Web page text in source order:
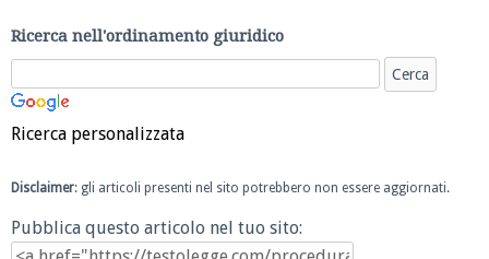
Ricerca nell'ordinamento giuridico
Ricerca personalizzata
Disclaimer: gli articoli presenti nel sito potrebbero non essere aggiornati.
Pubblica questo articolo nel tuo sito: